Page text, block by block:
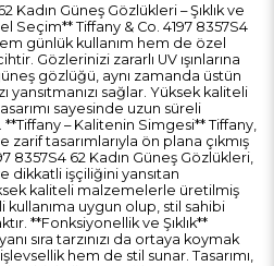
Kadın Güneş Gözlükleri – Şıklık ve
Seçim** Tiffany & Co. 4197 8357S4
günlük kullanım hem de özel
Gözlerinizi zararlı UV ışınlarına
gözlüğü, aynı zamanda üstün
yansıtmanızı sağlar. Yüksek kaliteli
sayesinde uzun süreli
– Kalitenin Simgesi** Tiffany,
tasarımlarıyla ön plana çıkmış
8357S4 62 Kadın Güneş Gözlükleri,
dikkatli işçiliğini yansıtan
kaliteli malzemelerle üretilmiş
uygun olup, stil sahibi
**Fonksiyonellik ve Şıklık**
sıra tarzınızı da ortaya koymak
hem de stil sunar. Tasarımı,